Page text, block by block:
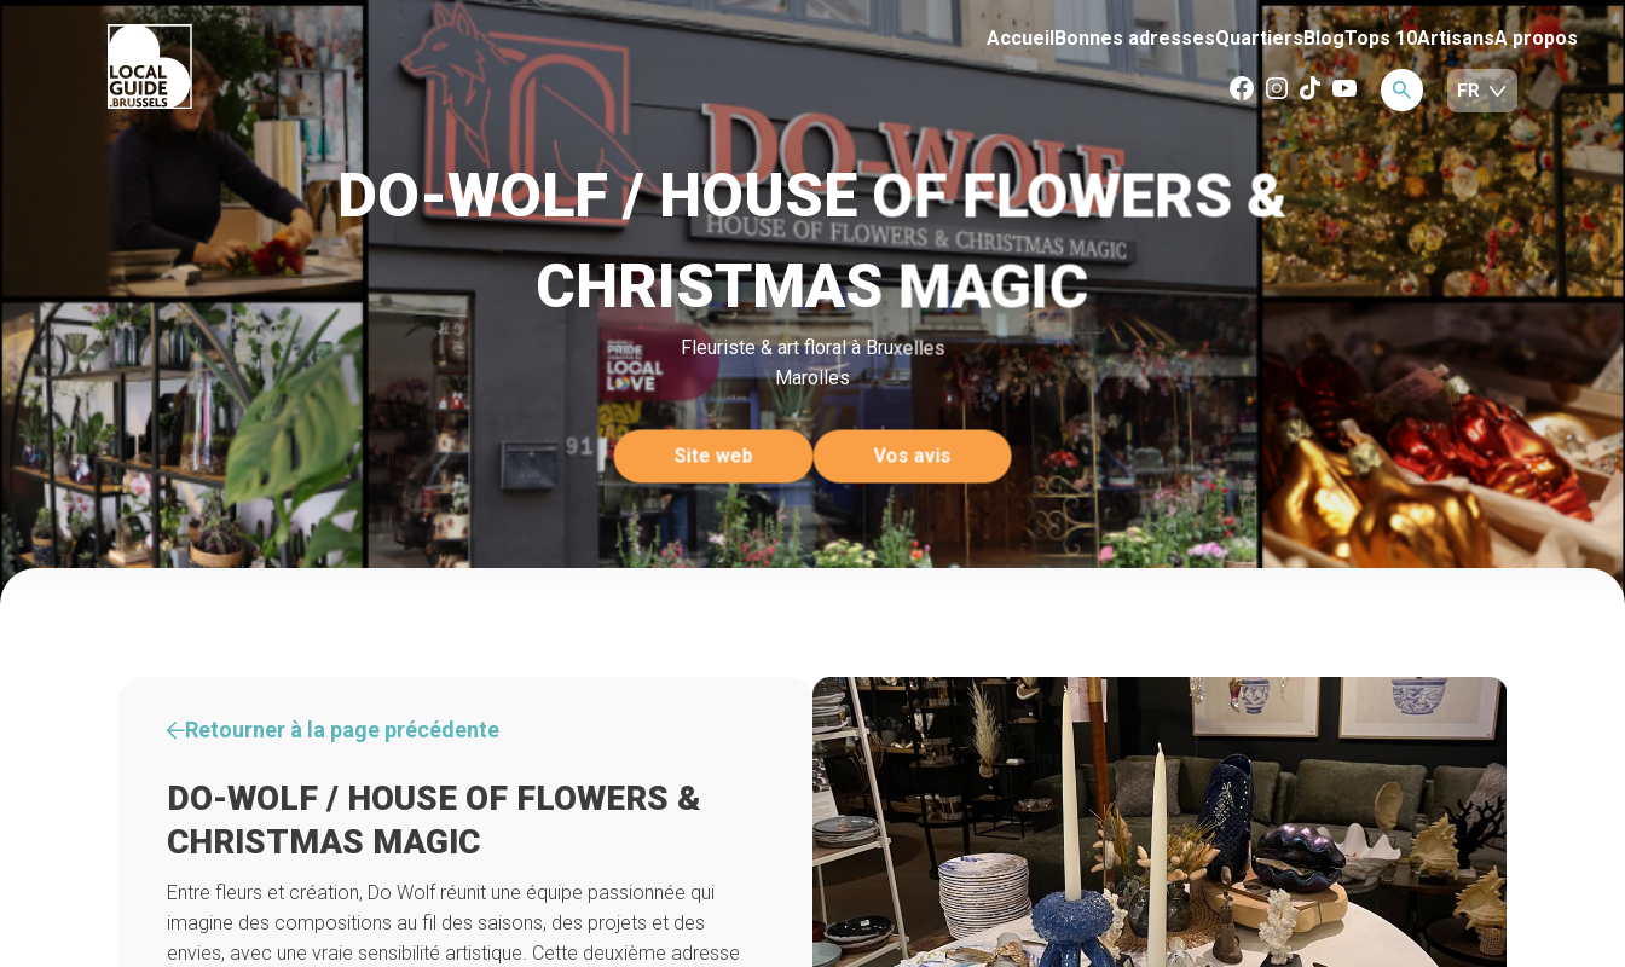
AccueilBonnes adressesQuartiersBlogTops 10ArtisansA propos
DO-WOLF / HOUSE OF FLOWERS &
CHRISTMAS MAGIC
Fleuriste & art floral à Bruxelles
Marolles
Site web Vos avis
Retourner à la page précédente
DO-WOLF / HOUSE OF FLOWERS &
CHRISTMAS MAGIC
Entre fleurs et création, Do Wolf réunit une équipe passionnée qui
imagine des compositions au fil des saisons, des projets et des
envies, avec une vraie sensibilité artistique. Cette deuxième adresse